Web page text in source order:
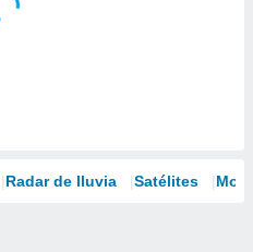
Radar de lluvia Satélites